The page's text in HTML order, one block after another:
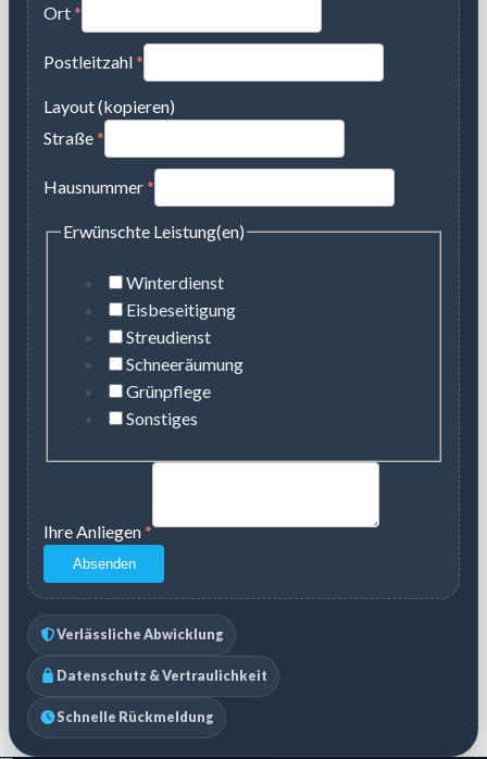
Ort*
Postleitzahl*
Layout (kopieren)
Straße*
Hausnummer*
Erwünschte Leistung(en)
Winterdienst
Eisbeseitigung
Streudienst
Schneeräumung
Grünpflege
Sonstiges
Ihre Anliegen*
Absenden
Verlässliche Abwicklung
Datenschutz & Vertraulichkeit
Schnelle Rückmeldung